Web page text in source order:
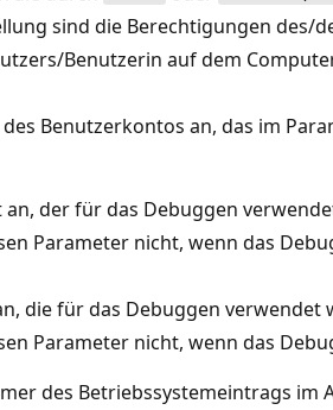
sind die Berechtigungen des/
Benutzerin auf dem
Benutzerkontos an, das im
an, der für das Debuggen
Parameter nicht, wenn das
die für das Debuggen verwendet
Parameter nicht, wenn das
des Betriebssystemeintrags im